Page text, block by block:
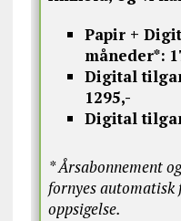
Papir +
måneder*:
Digital
1295,-
Digital
* Årsabonnement
fornyes
oppsigelse.